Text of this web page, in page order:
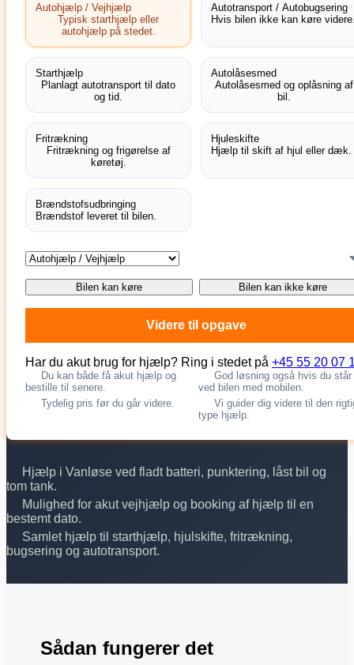
Hjælp i Vanløse ved fladt batteri, punktering, låst bil og
tom tank.
Mulighed for akut vejhjælp og booking af hjælp til en
bestemt dato.
Samlet hjælp til starthjælp, hjulskifte, fritrækning,
bugsering og autotransport.
Autohjælp / Vejhjælp
Typisk starthjælp eller
autohjælp på stedet.
Autotransport / Autobugsering
Hvis bilen ikke kan køre
Starthjælp
Planlagt autotransport til dato
og tid.
Autolåsesmed
Autolåsesmed og oplåsning af
bil.
Fritrækning
Fritrækning og frigørelse af
køretøj.
Hjuleskifte
Hjælp til skift af hjul eller dæk.
Brændstofsudbringing
Brændstof leveret til bilen.
Bilen kan køre Bilen kan ikke køre
Videre til opgave
Har du akut brug for hjælp? Ring i stedet på +45 55 20 07
Du kan både få akut hjælp og
bestille til senere.
God løsning også hvis du står
ved bilen med mobilen.
Tydelig pris før du går videre.
Vi guider dig videre til den
type hjælp.
Sådan fungerer det